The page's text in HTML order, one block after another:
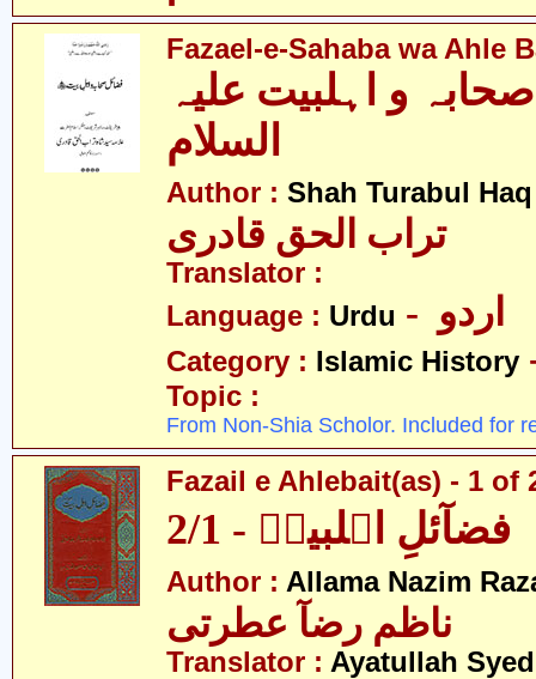
Fazael-e-Sahaba wa Ahle
و اہلبیت علیہ
السلام
Author : Shah Turabul
تراب الحق قادری
Translator :
Language : Urdu
Category : Islamic History
Topic :
From Non-Shia Scholor. Included for
Fazail e Ahlebait(as) - 1 of
فضآئلِ اہلبیتؑ - 2/1
Author : Allama Nazim
ناظم رضآ عطرتی
Translator : Ayatullah